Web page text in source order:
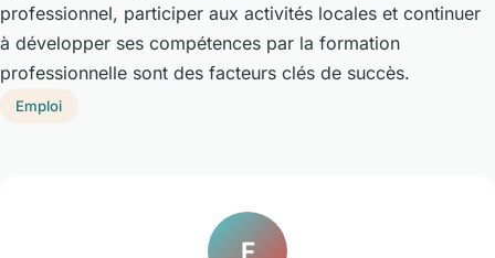
professionnel, participer aux activités locales et continuer
à développer ses compétences par la formation
professionnelle sont des facteurs clés de succès.
Emploi
F